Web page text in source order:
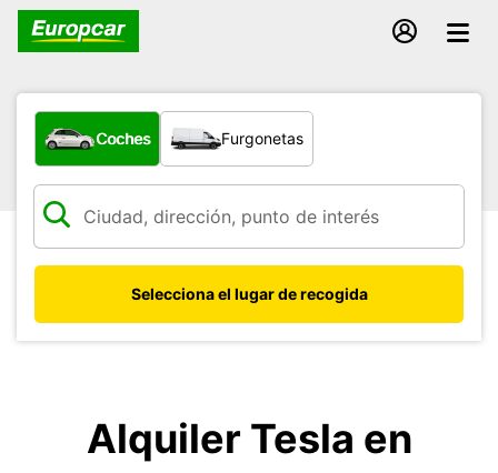
¿Qué tipo de vehículo?
Coches Furgonetas
Selecciona el lugar de recogida
Alquiler Tesla en